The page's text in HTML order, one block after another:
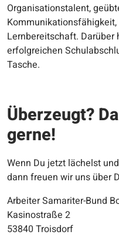
Organisationstalent,
Lernbereitschaft. Darüber
erfolgreichen
Tasche.
Überzeugt?
gerne!
Wenn Du jetzt lächelst
dann freuen wir uns über
Arbeiter Samariter-Bund
Kasinostraße 2
53840 Troisdorf